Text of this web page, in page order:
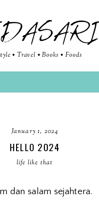
• Travel • Books • Foods
January 1, 2024
HELLO 2024
life like that
dan salam sejahtera.